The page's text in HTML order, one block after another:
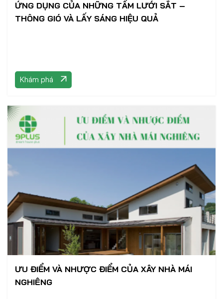
ỨNG DỤNG CỦA NHỮNG TẤM LƯỚI SẮT –
THÔNG GIÓ VÀ LẤY SÁNG HIỆU QUẢ
Khám phá
ƯU ĐIỂM VÀ NHƯỢC ĐIỂM CỦA XÂY NHÀ MÁI
NGHIÊNG